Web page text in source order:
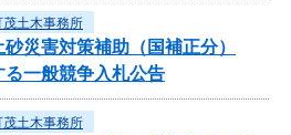
茂土木事務所
災害対策補助（国補正分）
一般競争入札公告
茂土木事務所